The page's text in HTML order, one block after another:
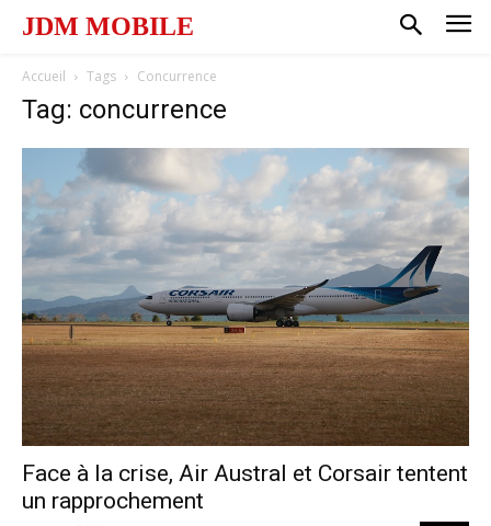
JDM MOBILE
Accueil Tags Concurrence
Tag: concurrence
Face à la crise, Air Austral et Corsair tentent
un rapprochement